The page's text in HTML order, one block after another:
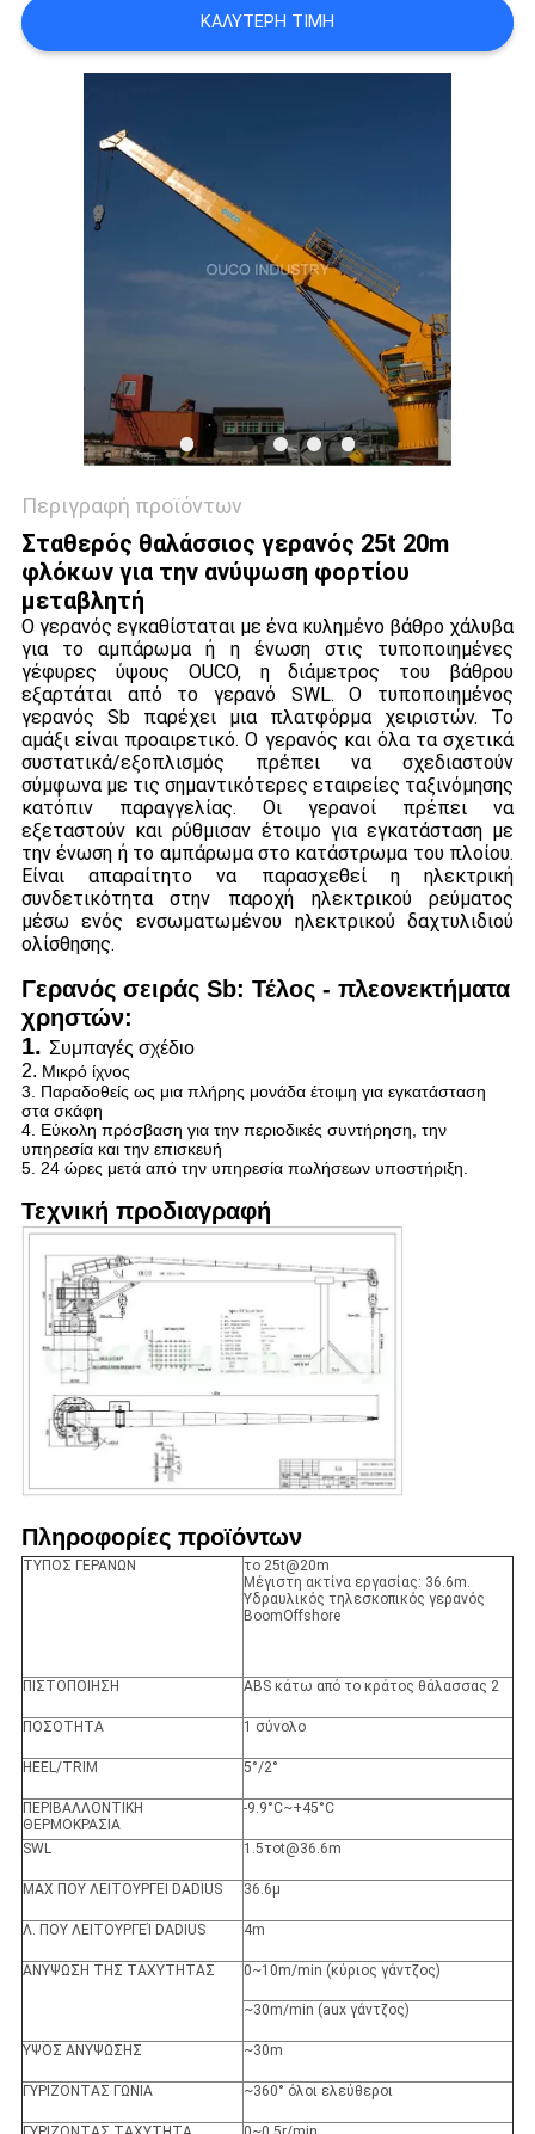
US
ΠΟΛΙΤΙΚΉ
ΑΠΟΡΡΉΤΟΥ
ΚΑΛΎΤΕΡΗ ΤΙΜΉ
Περιγραφή προϊόντων
Σταθερός θαλάσσιος γερανός 25t 20m
φλόκων για την ανύψωση φορτίου
μεταβλητή
Ο γερανός εγκαθίσταται με ένα κυλημένο βάθρο χάλυβα
για το αμπάρωμα ή η ένωση στις τυποποιημένες
γέφυρες ύψους OUCO, η διάμετρος του βάθρου
εξαρτάται από το γερανό SWL. Ο τυποποιημένος
γερανός Sb παρέχει μια πλατφόρμα χειριστών. Το
αμάξι είναι προαιρετικό. Ο γερανός και όλα τα σχετικά
συστατικά/εξοπλισμός πρέπει να σχεδιαστούν
σύμφωνα με τις σημαντικότερες εταιρείες ταξινόμησης
κατόπιν παραγγελίας. Οι γερανοί πρέπει να
εξεταστούν και ρύθμισαν έτοιμο για εγκατάσταση με
την ένωση ή το αμπάρωμα στο κατάστρωμα του πλοίου.
Είναι απαραίτητο να παρασχεθεί η ηλεκτρική
συνδετικότητα στην παροχή ηλεκτρικού ρεύματος
μέσω ενός ενσωματωμένου ηλεκτρικού δαχτυλιδιού
ολίσθησης.
Γερανός σειράς Sb: Τέλος - πλεονεκτήματα
χρηστών:
1. Συμπαγές σχέδιο
2. Μικρό ίχνος
3. Παραδοθείς ως μια πλήρης μονάδα έτοιμη για εγκατάσταση
στα σκάφη
4. Εύκολη πρόσβαση για την περιοδικές συντήρηση, την
υπηρεσία και την επισκευή
5. 24 ώρες μετά από την υπηρεσία πωλήσεων υποστήριξη.
Τεχνική προδιαγραφή
Πληροφορίες προϊόντων
ΤΥΠΟΣ ΓΕΡΑΝΩΝ
το 25t@20m
Μέγιστη ακτίνα εργασίας: 36.6m.
Υδραυλικός τηλεσκοπικός γερανός
BoomOffshore
ΠΙΣΤΟΠΟΙΗΣΗ ABS κάτω από το κράτος θάλασσας 2
ΠΟΣΟΤΗΤΑ 1 σύνολο
HEEL/TRIM 5°/2°
ΠΕΡΙΒΑΛΛΟΝΤΙΚΗ
ΘΕΡΜΟΚΡΑΣΙΑ
-9.9°C~+45°C
SWL 1.5τοt@36.6m
MAX ΠΟΥ ΛΕΙΤΟΥΡΓΕΙ DADIUS 36.6μ
Λ. ΠΟΥ ΛΕΙΤΟΥΡΓΕΊ DADIUS 4m
ΑΝΥΨΩΣΗ ΤΗΣ ΤΑΧΥΤΗΤΑΣ 0~10m/min (κύριος γάντζος)
~30m/min (aux γάντζος)
ΥΨΟΣ ΑΝΥΨΩΣΗΣ ~30m
ΓΥΡΙΖΟΝΤΑΣ ΓΩΝΙΑ ~360° όλοι ελεύθεροι